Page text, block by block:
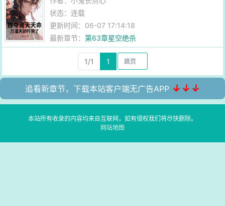
状态：连载
更新时间：06-07 17:14:18
最新章节：第63章星空绝杀
1/1 1
追看新章节，下载本站客户端无广告APP ↓↓↓
本站所有收录的内容均来自互联网，如有侵权我们将尽快删除。
网站地图